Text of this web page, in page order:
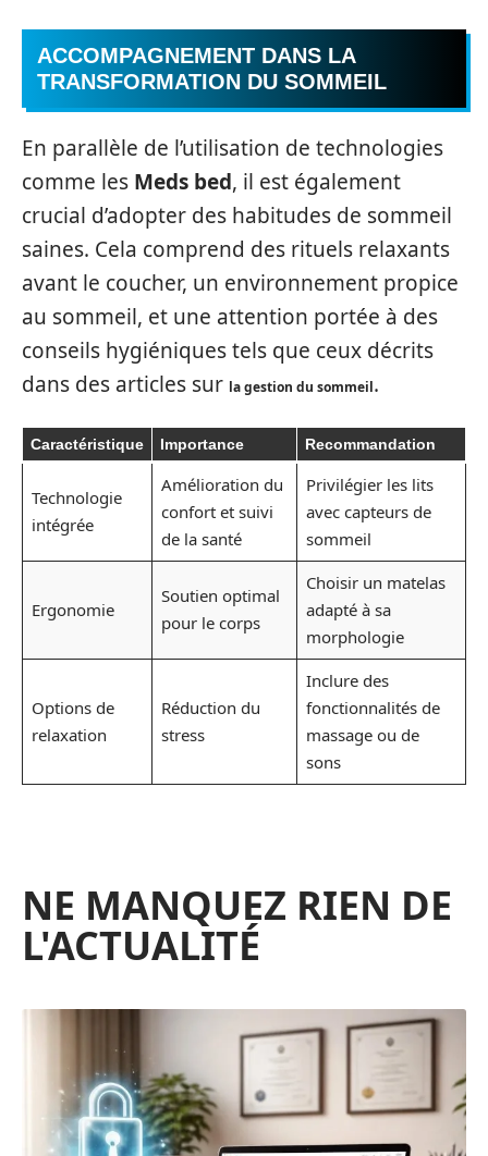
ACCOMPAGNEMENT DANS LA
TRANSFORMATION DU SOMMEIL
En parallèle de l’utilisation de technologies
comme les Meds bed, il est également
crucial d’adopter des habitudes de sommeil
saines. Cela comprend des rituels relaxants
avant le coucher, un environnement propice
au sommeil, et une attention portée à des
conseils hygiéniques tels que ceux décrits
dans des articles sur la gestion du sommeil.
Caractéristique Importance Recommandation
Technologie
intégrée
Amélioration du
confort et suivi
de la santé
Privilégier les lits
avec capteurs de
sommeil
Ergonomie
Soutien optimal
pour le corps
Choisir un matelas
adapté à sa
morphologie
Options de
relaxation
Réduction du
stress
Inclure des
fonctionnalités de
massage ou de
sons
NE MANQUEZ RIEN DE
L'ACTUALITÉ